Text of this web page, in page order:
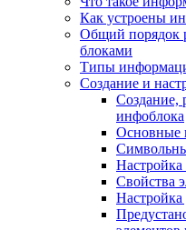
Как устроены
Общий порядок
блоками
Типы
Создание и
Создание,
инфоблока
Основные
Свойства